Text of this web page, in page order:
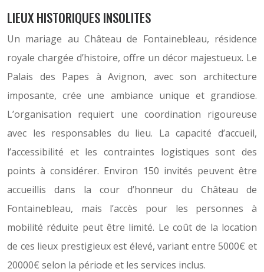
LIEUX HISTORIQUES INSOLITES
Un mariage au Château de Fontainebleau, résidence
royale chargée d’histoire, offre un décor majestueux. Le
Palais des Papes à Avignon, avec son architecture
imposante, crée une ambiance unique et grandiose.
L’organisation requiert une coordination rigoureuse
avec les responsables du lieu. La capacité d’accueil,
l’accessibilité et les contraintes logistiques sont des
points à considérer. Environ 150 invités peuvent être
accueillis dans la cour d’honneur du Château de
Fontainebleau, mais l’accès pour les personnes à
mobilité réduite peut être limité. Le coût de la location
de ces lieux prestigieux est élevé, variant entre 5000€ et
20000€ selon la période et les services inclus.